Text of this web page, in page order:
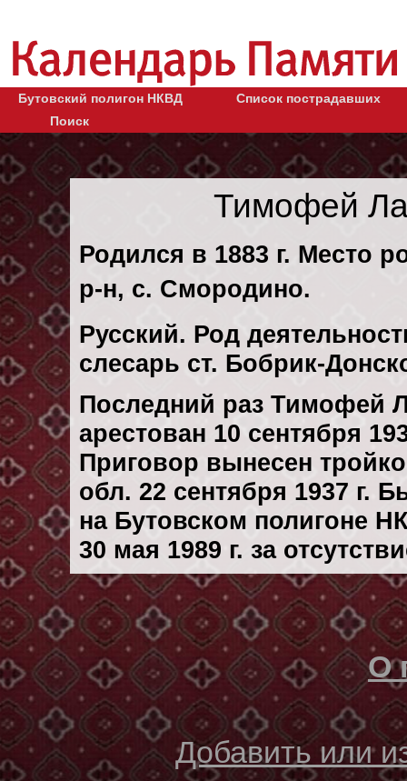
Бутовский полигон НКВД
Список пострадавших
Поиск
Тимофей
Родился в 1883 г. Место
р-н, с. Смородино.
Русский. Род
слесарь ст. Бобрик-
Последний раз Тимофей
арестован 10 сентября
Приговор вынесен
обл. 22 сентября 1937 г.
на Бутовском полигоне
30 мая 1989 г. за
О
Добавить или